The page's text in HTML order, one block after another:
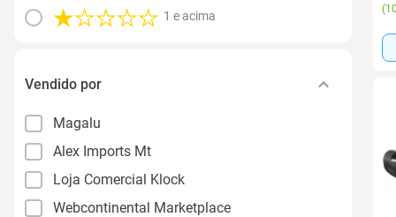
1 e acima
Vendido por
Magalu
Alex Imports Mt
Loja Comercial Klock
Webcontinental Marketplace
(